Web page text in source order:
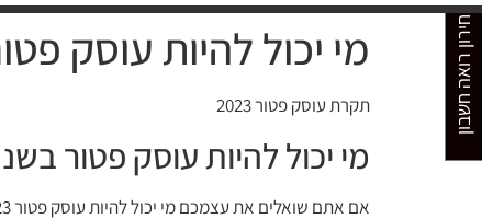
מי יכול להיות עוסק פטור
תקרת עוסק פטור 2023
מי יכול להיות עוסק פטור בשנת
מחירון רואה חשבון